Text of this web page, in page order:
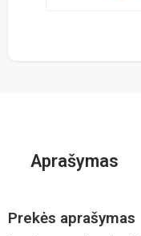
Aprašymas
Prekės aprašymas